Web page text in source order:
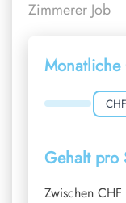
Zimmerer Job
Monatliche
Gehalt pro
Zwischen